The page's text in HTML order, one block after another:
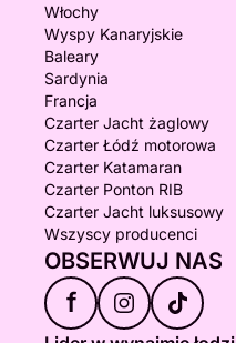
Włochy
Wyspy Kanaryjskie
Baleary
Sardynia
Francja
Czarter Jacht żaglowy
Czarter Łódź motorowa
Czarter Katamaran
Czarter Ponton RIB
Czarter Jacht luksusowy
Wszyscy producenci
OBSERWUJ NAS
f